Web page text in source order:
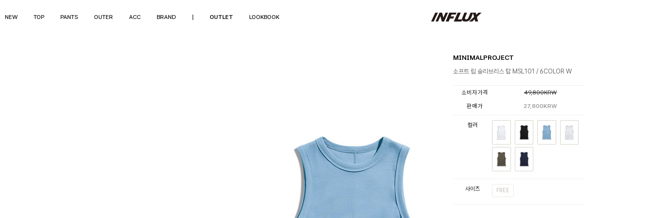
NEW TOP PANTS OUTER ACC BRAND OUTLET LOOKBOOK
MINIMALPROJECT
소프트 립 슬리브리스 탑 MSL101 / 6COLOR W
소비자가격
49,800KRW
판매가
27,800KRW
컬러
사이즈 FREE